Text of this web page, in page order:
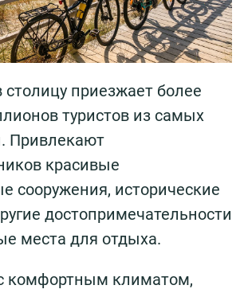
приезжает более
туристов из самых
Привлекают
красивые
сооружения, исторические
достопримечательности
места для отдыха.
комфортным климатом,